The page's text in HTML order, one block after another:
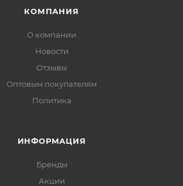
КОМПАНИЯ
О компании
Новости
Отзывы
Оптовым покупателям
Политика
ИНФОРМАЦИЯ
Бренды
Акции